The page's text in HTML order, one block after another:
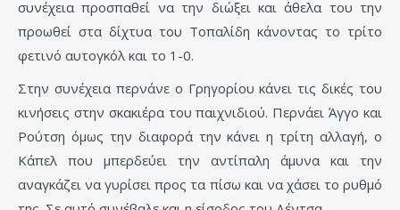
συνέχεια προσπαθεί να την διώξει και άθελα του την
προωθεί στα δίχτυα του Τοπαλίδη κάνοντας το τρίτο
φετινό αυτογκόλ και το 1-0.
Στην συνέχεια περνάνε ο Γρηγορίου κάνει τις δικές του
κινήσεις στην σκακιέρα του παιχνιδιού. Περνάει Άγγο και
Ρούτση όμως την διαφορά την κάνει η τρίτη αλλαγή, ο
Κάπελ που μπερδεύει την αντίπαλη άμυνα και την
αναγκάζει να γυρίσει προς τα πίσω και να χάσει το ρυθμό